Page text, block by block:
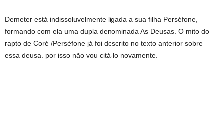
Demeter está indissoluvelmente ligada a sua filha Perséfone,
formando com ela uma dupla denominada As Deusas. O mito do
rapto de Coré /Perséfone já foi descrito no texto anterior sobre
essa deusa, por isso não vou citá-lo novamente.